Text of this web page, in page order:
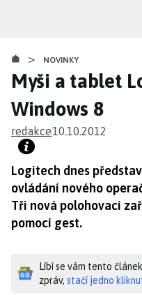
obsahu
> NOVINKY
Myši a tablet
Windows 8
redakce10.10.2012
Logitech dnes
ovládání nového
Tři nová polohovací
pomocí gest.
Líbí se vám tento
zpráv, stačí jedno